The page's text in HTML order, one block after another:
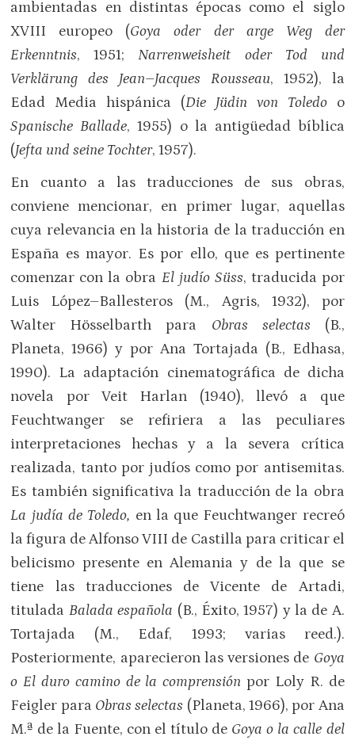
ambientadas en distintas épocas como el siglo
XVIII europeo (Goya oder der arge Weg der
Erkenntnis, 1951;Narrenweisheit oder Tod und
Verklärung
des Jean–Jacques Rousseau, 1952), la
Edad Media hispánica (Die Jüdin von Toledoo
Spanische Ballade, 1955) o la antigüedad bíblica
(Jefta und seine Tochter, 1957).
En cuanto a las traducciones de sus obras,
conviene mencionar, en primer lugar, aquellas
cuya relevancia en la historia de la traducción en
España es mayor. Es por ello, que es pertinente
comenzar con la obra El judío Süss, traducida por
Luis López–Ballesteros (M., Agris, 1932), por
Walter Hösselbarth para Obras selectas (B.,
Planeta, 1966) y por Ana Tortajada (B., Edhasa,
1990). La adaptación cinematográfica de dicha
novela por Veit Harlan (1940), llevó a que
Feuchtwanger se refiriera a las peculiares
interpretaciones hechas y a la severa crítica
realizada, tanto por judíos como por antisemitas.
Es también significativa la traducción de la obra
La judía de Toledo, en la que Feuchtwanger recreó
la figura de Alfonso VIII de Castilla para criticar el
belicismo presente en Alemania y de la que se
tiene las traducciones de Vicente de Artadi,
titulada Balada española (B., Éxito, 1957) y la de A.
Tortajada (M., Edaf, 1993; varias reed.).
Posteriormente, aparecieron las versiones de Goya
o El duro camino de la comprensión por Loly R. de
Feigler para Obras selectas (Planeta, 1966), por Ana
M.ª de la Fuente, con el título de Goya o la calle del